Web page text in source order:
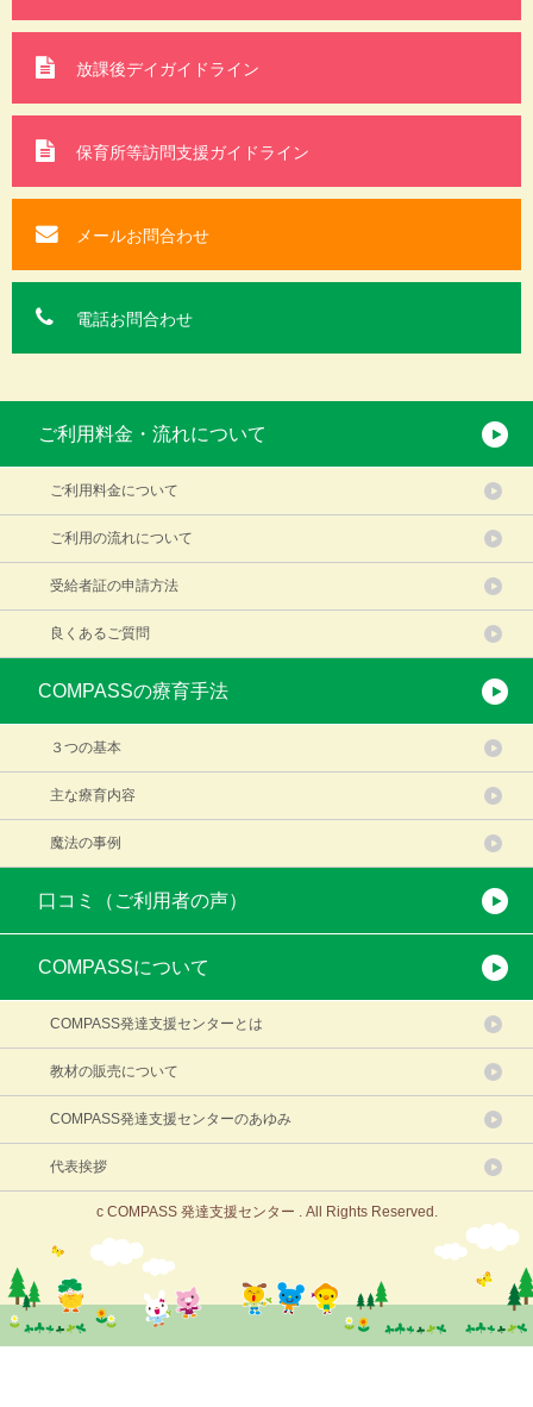
ご利用料金・流れについて
ご利用料金について
ご利用の流れについて
受給者証の申請方法
良くあるご質問
COMPASSの療育手法
３つの基本
主な療育内容
魔法の事例
口コミ（ご利用者の声）
COMPASSについて
COMPASS発達支援センターとは
教材の販売について
COMPASS発達支援センターのあゆみ
代表挨拶
放課後デイガイドライン
保育所等訪問支援ガイドライン
メールお問合わせ
電話お問合わせ
c COMPASS 発達支援センター . All Rights Reserved.